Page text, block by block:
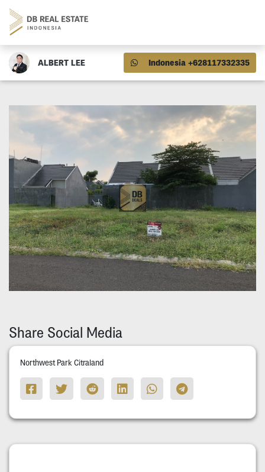
ALBERT LEE Indonesia +628117332335
Share Social Media
Northwest Park Citraland